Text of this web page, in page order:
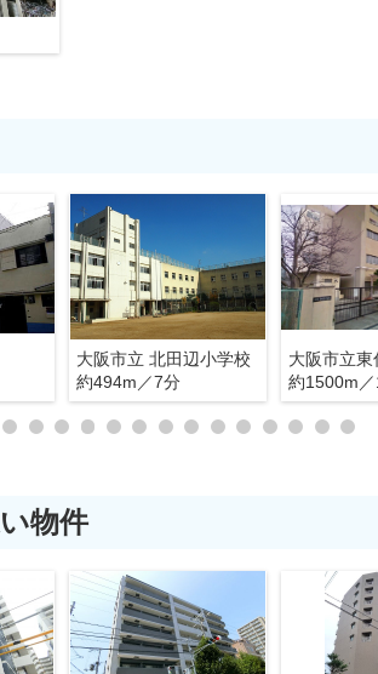
大阪市立 北田辺小学校
約494m／7分
大阪市立
約1500m
物件